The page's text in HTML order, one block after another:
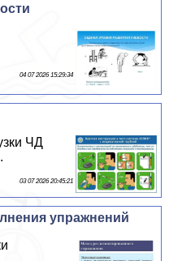
04 07 2026 15:29:34
ЧД
03 07 2026 20:45:21
упражнений